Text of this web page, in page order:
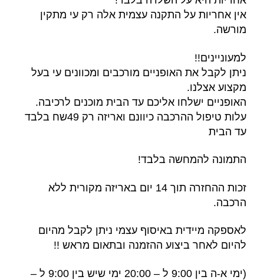
אין אחריות על התקנה עצמית אלה רק עי מתקין
מורשה.
למעוניינים!!
ניתן לקבל את האופניים מורכבים ומכוונים עי בעל
מקצוע אצלנו.
האופניים ישלחו אליכם עד הבית מוכנים לרכיבה.
עלות טיפול ההרכבה כיוונם ואריזה רק 49שח בלבד
עד הבית
התמונה להמחשה בלבד!
זכות ההחזרה תוך 14 יום באריזה מקורית ללא
הרכבה.
לאספקה מיידית באיסוף עצמי ניתן לקבל מהיום
להיום לאחר ביצוע ההזמנה ובתאום מראש !!
(ימי א-ה בין 9:00 ל – 20:00 ימי שיש בין 9:00 ל –